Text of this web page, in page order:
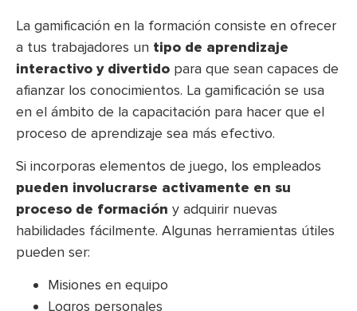
La gamificación en la formación consiste en ofrecer
a tus trabajadores un tipo de aprendizaje
interactivo y divertido para que sean capaces de
afianzar los conocimientos. La gamificación se usa
en el ámbito de la capacitación para hacer que el
proceso de aprendizaje sea más efectivo.
Si incorporas elementos de juego, los empleados
pueden involucrarse activamente en su
proceso de formación y adquirir nuevas
habilidades fácilmente. Algunas herramientas útiles
pueden ser:
Misiones en equipo
Logros personales